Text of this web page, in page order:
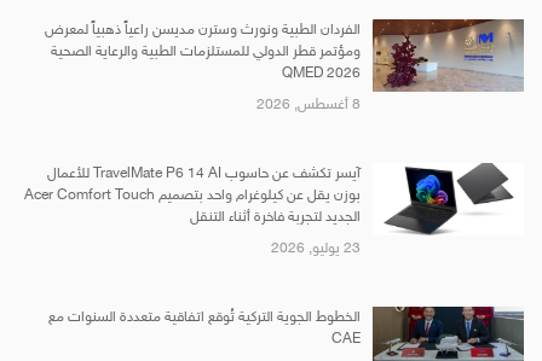
الفردان الطبية ونورث وسترن مديسن راعياً ذهبياً لمعرض
ومؤتمر قطر الدولي للمستلزمات الطبية والرعاية الصحية
QMED 2026
8 أغسطس, 2026
آيسر تكشف عن حاسوب TravelMate P6 14 AI للأعمال
بوزن يقل عن كيلوغرام واحد بتصميم Acer Comfort Touch
الجديد لتجربة فاخرة أثناء التنقل
23 يوليو, 2026
الخطوط الجوية التركية تُوقع اتفاقية متعددة السنوات مع
CAE